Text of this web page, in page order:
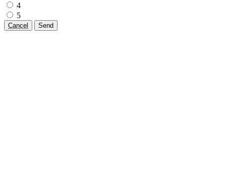
4
5
Cancel Send